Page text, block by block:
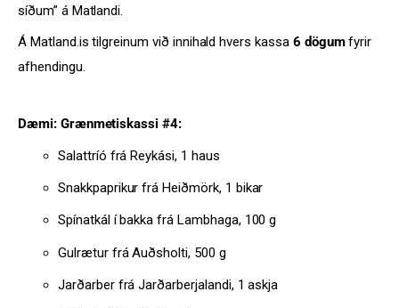
síðum” á Matlandi.
Á Matland.is tilgreinum við innihald hvers kassa 6 dögumfyrir
afhendingu.
Dæmi: Grænmetiskassi #4:
Salattríó frá Reykási, 1 haus
Snakkpaprikur frá Heiðmörk, 1 bikar
Spínatkál í bakka frá Lambhaga, 100 g
Gulrætur frá Auðsholti, 500 g
Jarðarber frá Jarðarberjalandi, 1 askja